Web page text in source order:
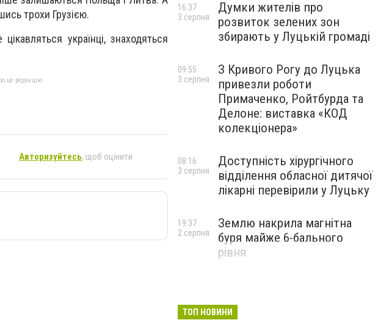
трохи Грузією.
українці, знаходяться
це редакцію
Авторизуйтесь, щоб оцінити
Думки жителів про
розвиток зелених зон
збирають у Луцькій громаді
16:37
3 серпня
З Кривого Рогу до Луцька
привезли роботи
Примаченко, Ройтбурда та
Делоне: виставка «КОД
колекціонера»
09:55
3 серпня
Доступність хірургічного
відділення обласної дитячої
лікарні перевірили у Луцьку
08:16
3 серпня
Землю накрила магнітна
буря майже 6-бального
рівня
19:37
2 серпня
ТОП НОВИНИ